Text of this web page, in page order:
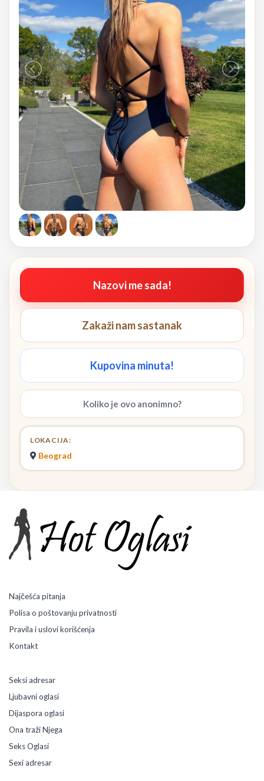
Nazovi me sada!
Zakaži nam sastanak
Kupovina minuta!
Koliko je ovo anonimno?
LOKACIJA:
Beograd
Najčešća pitanja
Polisa o poštovanju privatnosti
Pravila i uslovi korišćenja
Kontakt
Seksi adresar
Ljubavni oglasi
Dijaspora oglasi
Ona traži Njega
Seks Oglasi
Sexi adresar